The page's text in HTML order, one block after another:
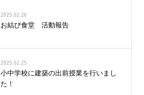
2025.02.26
お結び食堂 活動報告
2025.02.25
小中学校に建築の出前授業を行いまし
た！